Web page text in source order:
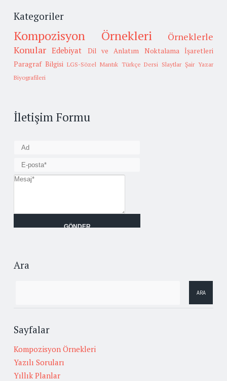
Kategoriler
Kompozisyon Örnekleri
Örneklerle
Konular Edebiyat Dil ve Anlatım
Noktalama İşaretleri
Paragraf Bilgisi LGS-Sözel Mantık Türkçe Dersi Slaytlar Şair Yazar
Biyografileri
İletişim Formu
Ara
Sayfalar
Kompozisyon Örnekleri
Yazılı Soruları
Yıllık Planlar